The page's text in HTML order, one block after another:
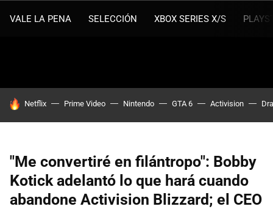
VALE LA PENA SELECCIÓN XBOX SERIES X/S
HOY SE HABLA DE
Netflix Prime Video Nintendo GTA 6 Activision
"Me convertiré en filántropo": Bobby
Kotick adelantó lo que hará cuando
abandone Activision Blizzard; el CEO